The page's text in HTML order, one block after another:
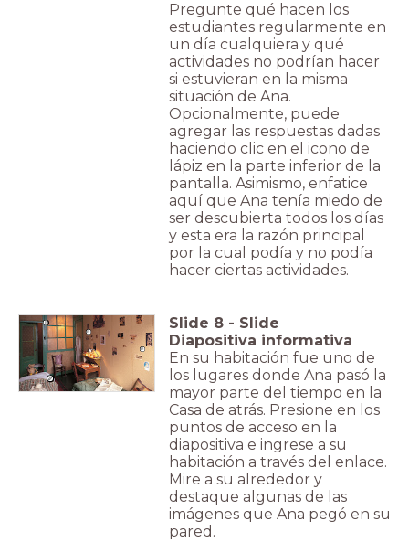
Pregunte qué hacen los
estudiantes regularmente en
un día cualquiera y qué
actividades no podrían hacer
si estuvieran en la misma
situación de Ana.
Opcionalmente, puede
agregar las respuestas dadas
haciendo clic en el icono de
lápiz en la parte inferior de la
pantalla. Asimismo, enfatice
aquí que Ana tenía miedo de
ser descubierta todos los días
y esta era la razón principal
por la cual podía y no podía
hacer ciertas actividades.
Slide 8 - Slide
Diapositiva informativa
En su habitación fue uno de
los lugares donde Ana pasó la
mayor parte del tiempo en la
Casa de atrás. Presione en los
puntos de acceso en la
diapositiva e ingrese a su
habitación a través del enlace.
Mire a su alrededor y
destaque algunas de las
imágenes que Ana pegó en su
pared.